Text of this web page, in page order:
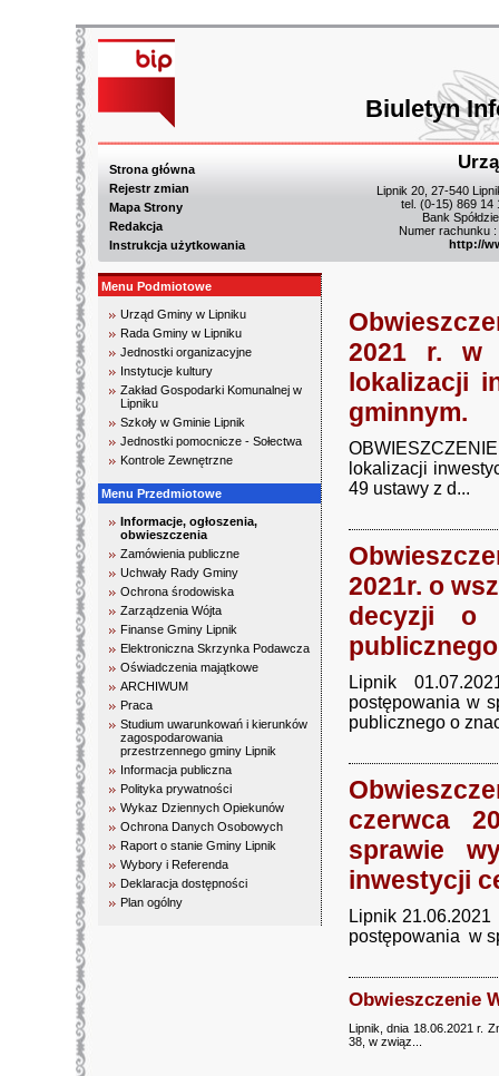
Biuletyn
Strona główna
Rejestr zmian
Mapa Strony
Redakcja
Instrukcja użytkowania
Lipnik 20, 27-540
tel. (0-15) 869 14
Bank
Numer rachunku
http://
Menu Podmiotowe
Urząd Gminy w Lipniku
Rada Gminy w Lipniku
Jednostki organizacyjne
Instytucje kultury
Zakład Gospodarki Komunalnej w
Lipniku
Szkoły w Gminie Lipnik
Jednostki pomocnicze - Sołectwa
Kontrole Zewnętrzne
Menu Przedmiotowe
Informacje, ogłoszenia,
obwieszczenia
Zamówienia publiczne
Uchwały Rady Gminy
Ochrona środowiska
Zarządzenia Wójta
Finanse Gminy Lipnik
Elektroniczna Skrzynka Podawcza
Oświadczenia majątkowe
ARCHIWUM
Praca
Studium uwarunkowań i kierunków
zagospodarowania
przestrzennego gminy Lipnik
Informacja publiczna
Polityka prywatności
Wykaz Dziennych Opiekunów
Ochrona Danych Osobowych
Raport o stanie Gminy Lipnik
Wybory i Referenda
Deklaracja dostępności
Plan ogólny
2021 r. w
lokalizacji
gminnym.
lokalizacji
49 ustawy z d...
2021r. o
decyzji o
Lipnik
postępowania w
publicznego o
czerwca
sprawie
inwestycji
Lipnik
postępowania w
Obwieszczenie
Lipnik, dnia 18.06.2021
38, w związ...